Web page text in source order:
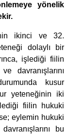
yönelik
ikinci ve 32.
dolaylı bir
işlediği fiilin
davranışlarını
kusur
yeteneğinin iki
fiilin hukuki
eylemin hukuki
bu